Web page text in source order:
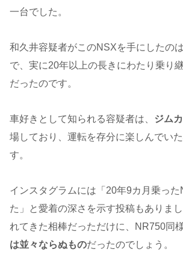
一台でした。
和久井容疑者がこのNSXを手にしたの
で、実に20年以上の長きにわたり乗り
だったのです。
車好きとして知られる容疑者は、 ジム
場しており、運転を存分に楽しんでい
す。
インスタグラムには「20年9カ月乗っ
た」と愛着の深さを示す投稿もありま
れてきた相棒だっただけに、NR750同
は並々ならぬものだったのでしょう。